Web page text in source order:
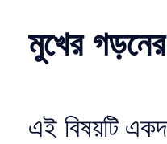
মুখের
এই বিষয়টি